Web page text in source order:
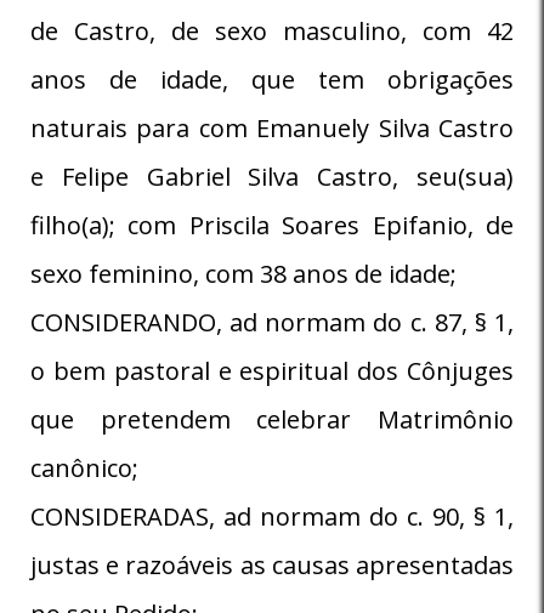
de Castro, de sexo masculino, com 42
anos de idade, que tem obrigações
naturais para com Emanuely Silva Castro
e Felipe Gabriel Silva Castro, seu(sua)
filho(a); com Priscila Soares Epifanio, de
sexo feminino, com 38 anos de idade;
CONSIDERANDO, ad normam do c. 87, § 1,
o bem pastoral e espiritual dos Cônjuges
que pretendem celebrar Matrimônio
canônico;
CONSIDERADAS, ad normam do c. 90, § 1,
justas e razoáveis as causas apresentadas